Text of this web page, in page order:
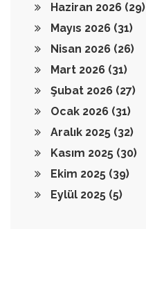
Haziran 2026 (29)
Mayıs 2026 (31)
Nisan 2026 (26)
Mart 2026 (31)
Şubat 2026 (27)
Ocak 2026 (31)
Aralık 2025 (32)
Kasım 2025 (30)
Ekim 2025 (39)
Eylül 2025 (5)